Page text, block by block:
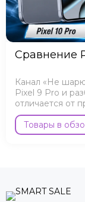
Сравнение
Канал «Не
Pixel 9 Pro и
отличается от
Товары в